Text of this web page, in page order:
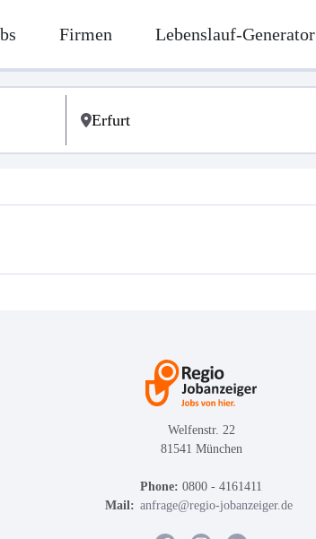
Firmen Lebenslauf-Generator
Welfenstr. 22
81541 München
Phone: 0800 - 4161411
Mail: anfrage@regio-jobanzeiger.de